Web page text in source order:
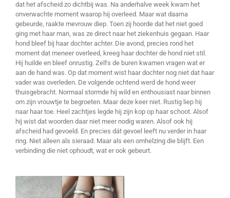
dat het afscheid zo dichtbij was. Na anderhalve week kwam het
onverwachte moment waarop hij overleed. Maar wat daarna
gebeurde, raakte mevrouw diep. Toen zij hoorde dat het niet goed
ging met haar man, was ze direct naar het ziekenhuis gegaan. Haar
hond bleef bij haar dochter achter. Die avond, precies rond het
moment dat meneer overleed, kreeg haar dochter de hond niet stil.
Hij huilde en bleef onrustig. Zelfs de buren kwamen vragen wat er
aan de hand was. Op dat moment wist haar dochter nog niet dat haar
vader was overleden. De volgende ochtend werd de hond weer
thuisgebracht. Normaal stormde hij wild en enthousiast naar binnen
om zijn vrouwtje te begroeten. Maar deze keer niet. Rustig liep hij
naar haar toe. Heel zachtjes legde hij zijn kop op haar schoot. Alsof
hij wist dat woorden daar niet meer nodig waren. Alsof ook hij
afscheid had gevoeld. En precies dát gevoel leeft nu verder in haar
ring. Niet alleen als sieraad. Maar als een omhelzing die blijft. Een
verbinding die niet ophoudt, wat er ook gebeurt.